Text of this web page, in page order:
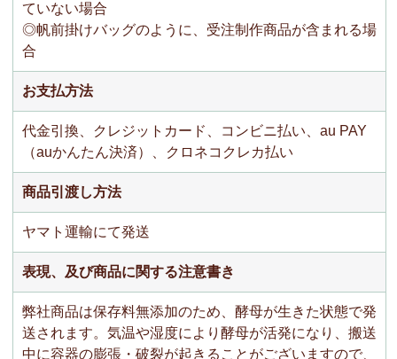
ていない場合
◎帆前掛けバッグのように、受注制作商品が含まれる場
合
お支払方法
代金引換、クレジットカード、コンビニ払い、au PAY
（auかんたん決済）、クロネコクレカ払い
商品引渡し方法
ヤマト運輸にて発送
表現、及び商品に関する注意書き
弊社商品は保存料無添加のため、酵母が生きた状態で発
送されます。気温や湿度により酵母が活発になり、搬送
中に容器の膨張・破裂が起きることがございますので、